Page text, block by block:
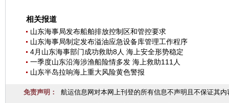
相关报道
山东海事局发布船舶排放控制区和管控要求
山东海事局制定发布溢油应急设备库管理工作程序
4月山东海事部门成功救助8人 海上安全形势稳定
一季度山东沿海涉渔船险情多发 海上救助111人
山东半岛拉响海上重大风险黄色警报
免责声明：
航运信息网对本网上刊登的所有信息不声明且不保证其